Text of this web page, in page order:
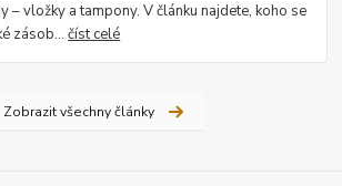
– vložky a tampony. V článku najdete, koho se
zásob...číst celé
Zobrazit všechny články